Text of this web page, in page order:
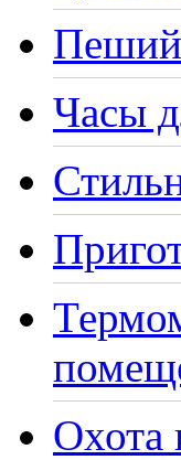
Пеший
Часы
Охота